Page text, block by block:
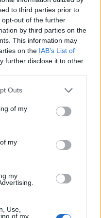
to third parties prior to
out of the further
by third parties on the
This information may
on the IAB’s List of
further disclose it to other
Outs
of my
my
my
Use,
of my
öppnar hela
för 22 timmar sedan
18:13iEl- och hybridbilar
4 svar
12:37i El- och hybridbilar
bråkar
torsdag 20:54
Generell